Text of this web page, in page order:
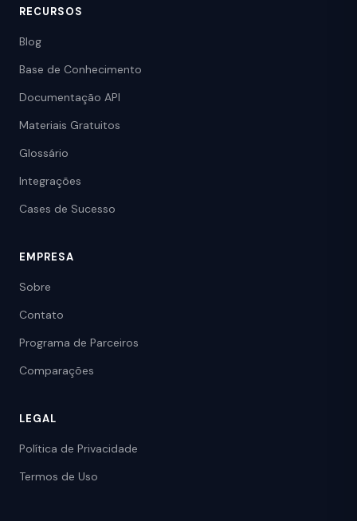
RECURSOS
Blog
Base de Conhecimento
Documentação API
Materiais Gratuitos
Glossário
Integrações
Cases de Sucesso
EMPRESA
Sobre
Contato
Programa de Parceiros
Comparações
LEGAL
Política de Privacidade
Termos de Uso